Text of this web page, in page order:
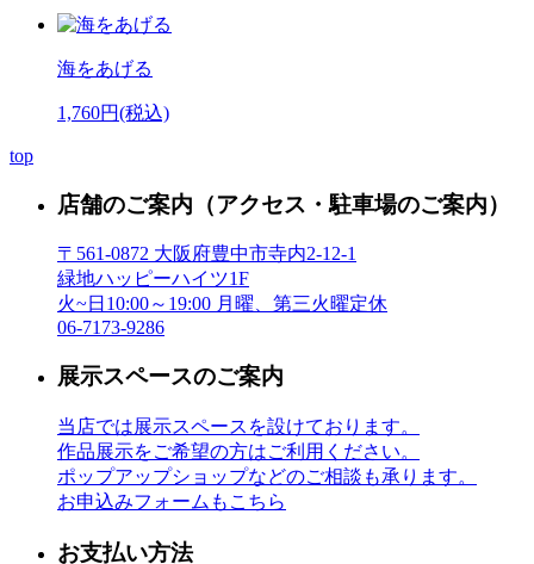
海をあげる
1,760円(税込)
top
店舗のご案内 （アクセス・駐車場のご案内）
〒561-0872 大阪府豊中市寺内2-12-1
緑地ハッピーハイツ1F
火~日10:00～19:00 月曜、第三火曜定休
06-7173-9286
展示スペースのご案内
当店では展示スペースを設けております。
作品展示をご希望の方はご利用ください。
ポップアップショップなどのご相談も承ります。
お申込みフォームもこちら
お支払い方法